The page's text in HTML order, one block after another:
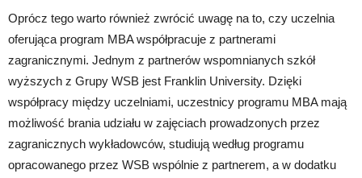
Oprócz tego warto również zwrócić uwagę na to, czy uczelnia
oferująca program MBA współpracuje z partnerami
zagranicznymi. Jednym z partnerów wspomnianych szkół
wyższych z Grupy WSB jest Franklin University. Dzięki
współpracy między uczelniami, uczestnicy programu MBA mają
możliwość brania udziału w zajęciach prowadzonych przez
zagranicznych wykładowców, studiują według programu
opracowanego przez WSB wspólnie z partnerem, a w dodatku